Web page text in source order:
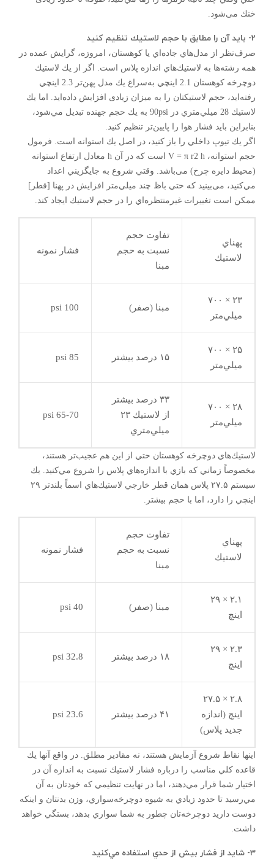
خنك می‌شود.
۲- بايد آن را مطابق با حجم لاستيك تنظيم كنيد
صرف‌نظر از مدل‌هاي جاده‌اي يا كوهستان، امروزه، گرایش عمده در
همه رشته‌ها به لاستيك‌هاي اندازه پلاس است. اگر از يك لاستيك
دوچرخه كوهستان 2.1 اينچي به‌سراغ يك مدل پهن‌تر 2.3 اينچي
رفته‌ايد، حجم لاستيكتان را به میزان زیادی افزايش داده‌ايد. اما يك
لاستيك 28 ميلي‌متري در 90psi به يك حجم جهنده تبديل مي‌شود،
بنابراين بايد فشار هوا را پايين‌تر تنظيم كنيد.
اگر يك تيوپ داخلي را باز كنيد، در اصل يك استوانه است. فرمول
حجم استوانه، V = π r2 h است كه در آن h معادل ارتفاع استوانه
(محيط دايره چرخ) می‌باشد. وقتي شروع به جايگزيني اعداد
مي‌كنيد، می‌بینید كه حتي باظ چند ميلي‌متر افزايش در پهنا [قطر]
ممکن است تغييرات غيرمنتظره‌اي را در حجم لاستيك ایجاد کند.
پهناي
لاستيك
تفاوت حجم
نسبت به حجم
مبنا
فشار نمونه
۲۳ × ۷۰۰
ميلي‌متر
مبنا (صفر) 100 psi
۲۵ × ۷۰۰
ميلي‌متر
۱۵ درصد بيشتر 85 psi
۲۸ × ۷۰۰
ميلي‌متر
۳۳ درصد بيشتر
از لاستيك ۲۳
ميلي‌متري
65-70 psi
لاستيك‌هاي دوچرخه كوهستان حتي از اين هم عجيب‌تر هستند،
مخصوصاً زماني كه بازي با اندازه‌هاي پلاس را شروع مي‌كنيد. يك
سيستم ۲۷.۵ پلاس همان قطر خارجي لاستيك‌هاي اسماً بلندتر ۲۹
اينچي را دارد، اما با حجم بيشتر.
پهناي
لاستيك
تفاوت حجم
نسبت به حجم
مبنا
فشار نمونه
۲.۱ × ۲۹
اينچ
مبنا (صفر) 40 psi
۲.۳ × ۲۹
اينچ
۱۸ درصد بيشتر 32.8 psi
۲.۸ × ۲۷.۵
اينچ (اندازه
جديد پلاس)
۴۱ درصد بيشتر 23.6 psi
اينها نقاط شروع آزمايش هستند، نه مقادير مطلق. در واقع آنها يك
قاعده كلي مناسب را درباره فشار لاستيك نسبت به اندازه آن در
اختيار شما قرار مي‌دهند، اما در نهايت تنظيمي كه خودتان به آن
مي‌رسيد تا حدود زيادي به شيوه دوچرخه‌سواري، وزن بدنتان و اينكه
دوست داريد دوچرخه‌تان چطور به شما سواري بدهد، بستگي خواهد
داشت.
۳- شايد از فشار بيش از حدي استفاده مي‌كنيد